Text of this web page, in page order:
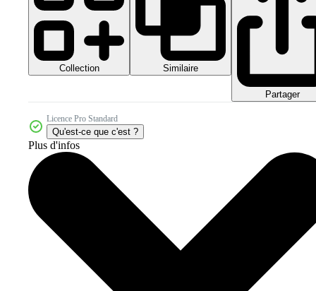
Collection Similaire
Partager
Licence Pro Standard
Qu'est-ce que c'est ?
Plus d'infos